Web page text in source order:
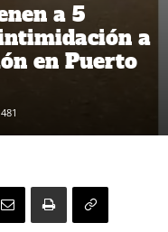
a 5
a
en Puerto
481